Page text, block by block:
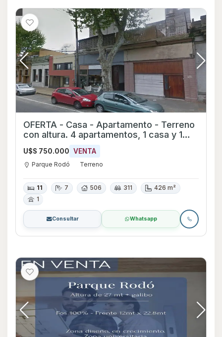
OFERTA - Casa - Apartamento - Terreno
con altura. 4 apartamentos, 1 casa y 1
local - Parque Rodó
U$S 750.000 VENTA
Parque Rodó Terreno
11 7 506 311
426 m²
1
Consultar Whatsapp